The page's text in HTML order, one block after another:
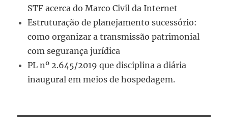
STF acerca do Marco Civil da Internet
Estruturação de planejamento sucessório:
como organizar a transmissão patrimonial
com segurança jurídica
PL nº 2.645/2019 que disciplina a diária
inaugural em meios de hospedagem.